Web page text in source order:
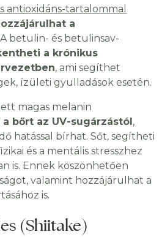
antioxidáns-tartalommal
a
betulin- és betulinsav-
a krónikus
, ami segíthet
ízületi gyulladások esetén.
magas melanin
bőrt az UV-sugárzástól ,
hatással bírhat. Sőt, segítheti
és a mentális stresszhez
is. Ennek köszönhetően
valamint hozzájárulhat a
is.
(Shiitake)